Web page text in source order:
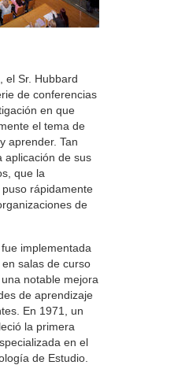
el Sr. Hubbard
de conferencias
en que
el tema de
aprender. Tan
aplicación de sus
que la
rápidamente
de
implementada
salas de curso
notable mejora
de aprendizaje
En 1971, un
la primera
en el
de Estudio.